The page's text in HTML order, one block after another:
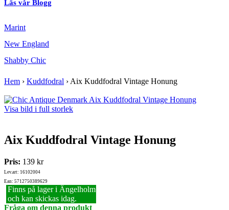
Läs vår Blogg
Marint
New England
Shabby Chic
Hem › Kuddfodral ›Aix Kuddfodral Vintage Honung
Visa bild i full storlek
Aix Kuddfodral Vintage Honung
Pris: 139 kr
Lev.art: 16102004
Ean: 5712750389629
Finns på lager i Ängelholm
och kan skickas idag.
Fråga om denna produkt